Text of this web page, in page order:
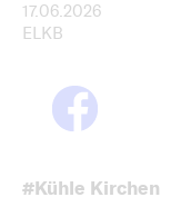
17.06.2026
ELKB
#Kühle Kirchen